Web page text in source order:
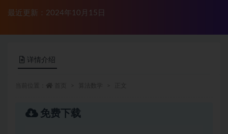
最近更新：2024年10月15日
详情介绍
免费下载